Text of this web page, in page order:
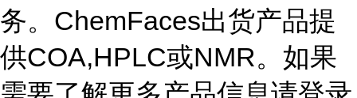
务。ChemFaces出货产品提
供COA,HPLC或NMR。如果